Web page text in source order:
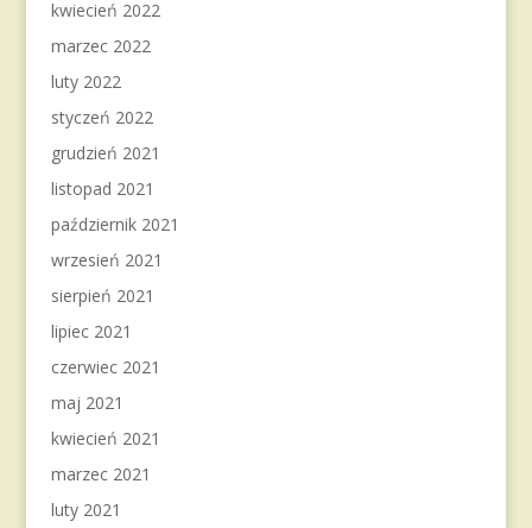
kwiecień 2022
marzec 2022
luty 2022
styczeń 2022
grudzień 2021
listopad 2021
październik 2021
wrzesień 2021
sierpień 2021
lipiec 2021
czerwiec 2021
maj 2021
kwiecień 2021
marzec 2021
luty 2021